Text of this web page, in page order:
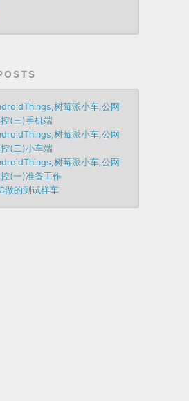
树莓派小车,公网
(三)手机端
树莓派小车,公网
(二)小车端
树莓派小车,公网
(一)准备工作
做的测试样车